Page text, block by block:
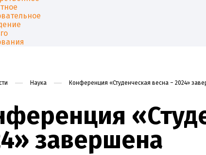
Наука Конференция «Студенческая весна – 2024»
завершена